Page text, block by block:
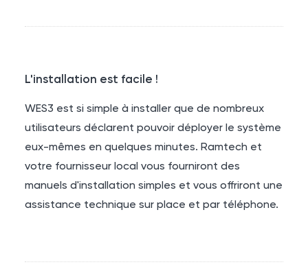
L'installation est facile !
WES3 est si simple à installer que de nombreux
utilisateurs déclarent pouvoir déployer le système
eux-mêmes en quelques minutes. Ramtech et
votre fournisseur local vous fourniront des
manuels d'installation simples et vous offriront une
assistance technique sur place et par téléphone.